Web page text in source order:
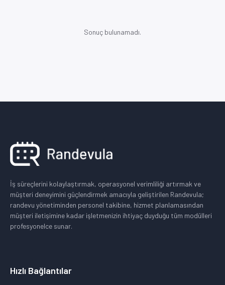
Sonuç bulunamadı.
İş süreçlerini kolaylaştırmak, operasyonel verimliliği artırmak ve
müşteri deneyimini güçlendirmek amacıyla geliştirilen Randevula;
randevu yönetiminden personel takibine, hizmet planlamasından
müşteri iletişimine kadar işletmenizin ihtiyaç duyduğu tüm modülleri
profesyonelce sunar.
Hızlı Bağlantılar